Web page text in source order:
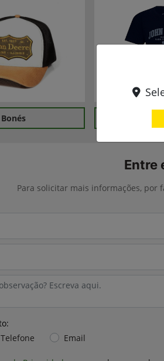
Bonés
Entre
Para solicitar mais informações,
Telefone Email